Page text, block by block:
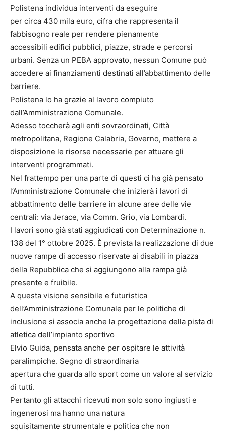
Polistena individua interventi da eseguire
per circa 430 mila euro, cifra che rappresenta il
fabbisogno reale per rendere pienamente
accessibili edifici pubblici, piazze, strade e percorsi
urbani. Senza un PEBA approvato, nessun Comune può
accedere ai finanziamenti destinati all’abbattimento delle
barriere.
Polistena lo ha grazie al lavoro compiuto
dall’Amministrazione Comunale.
Adesso toccherà agli enti sovraordinati, Città
metropolitana, Regione Calabria, Governo, mettere a
disposizione le risorse necessarie per attuare gli
interventi programmati.
Nel frattempo per una parte di questi ci ha già pensato
l’Amministrazione Comunale che inizierà i lavori di
abbattimento delle barriere in alcune aree delle vie
centrali: via Jerace, via Comm. Grio, via Lombardi.
I lavori sono già stati aggiudicati con Determinazione n.
138 del 1° ottobre 2025. È prevista la realizzazione di due
nuove rampe di accesso riservate ai disabili in piazza
della Repubblica che si aggiungono alla rampa già
presente e fruibile.
A questa visione sensibile e futuristica
dell’Amministrazione Comunale per le politiche di
inclusione si associa anche la progettazione della pista di
atletica dell’impianto sportivo
Elvio Guida, pensata anche per ospitare le attività
paralimpiche. Segno di straordinaria
apertura che guarda allo sport come un valore al servizio
di tutti.
Pertanto gli attacchi ricevuti non solo sono ingiusti e
ingenerosi ma hanno una natura
squisitamente strumentale e politica che non